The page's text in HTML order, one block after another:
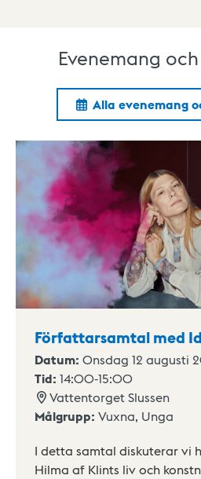
Evenemang
Alla evenemang
Författarsamtal med
Datum: Onsdag 12 augusti
Tid: 14:00-15:00
Vattentorget Slussen
Målgrupp: Vuxna, Unga
I detta samtal diskuterar vi
Hilma af Klints liv och